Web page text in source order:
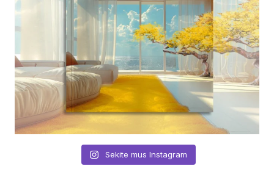
Sekite mus Instagram